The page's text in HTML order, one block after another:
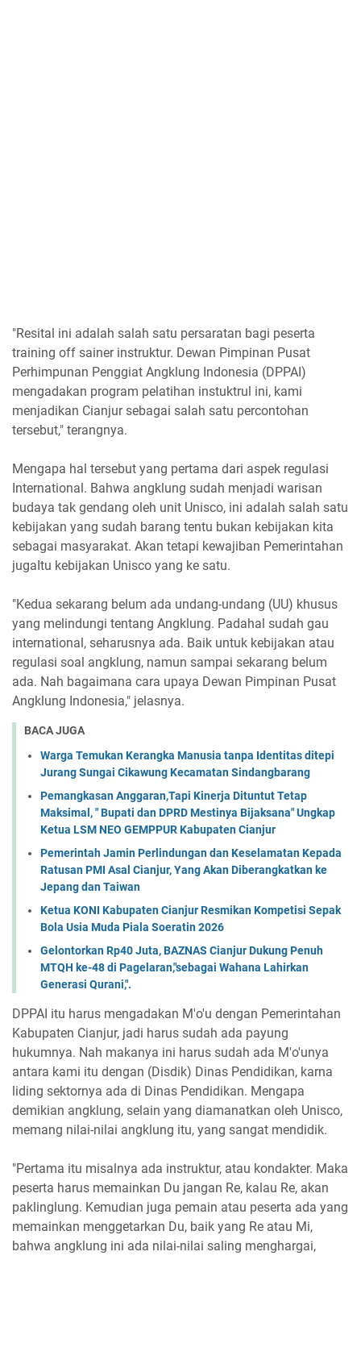
"Resital ini adalah salah satu persaratan bagi peserta
training off sainer instruktur. Dewan Pimpinan Pusat
Perhimpunan Penggiat Angklung Indonesia (DPPAI)
mengadakan program pelatihan instuktrul ini, kami
menjadikan Cianjur sebagai salah satu percontohan
tersebut," terangnya.
Mengapa hal tersebut yang pertama dari aspek regulasi
International. Bahwa angklung sudah menjadi warisan
budaya tak gendang oleh unit Unisco, ini adalah salah satu
kebijakan yang sudah barang tentu bukan kebijakan kita
sebagai masyarakat. Akan tetapi kewajiban Pemerintahan
jugaItu kebijakan Unisco yang ke satu.
"Kedua sekarang belum ada undang-undang (UU) khusus
yang melindungi tentang Angklung. Padahal sudah gau
international, seharusnya ada. Baik untuk kebijakan atau
regulasi soal angklung, namun sampai sekarang belum
ada. Nah bagaimana cara upaya Dewan Pimpinan Pusat
Angklung Indonesia," jelasnya.
BACA JUGA
Warga Temukan Kerangka Manusia tanpa Identitas ditepi
Jurang Sungai Cikawung Kecamatan Sindangbarang
Pemangkasan Anggaran,Tapi Kinerja Dituntut Tetap
Maksimal, " Bupati dan DPRD Mestinya Bijaksana" Ungkap
Ketua LSM NEO GEMPPUR Kabupaten Cianjur
Pemerintah Jamin Perlindungan dan Keselamatan Kepada
Ratusan PMI Asal Cianjur, Yang Akan Diberangkatkan ke
Jepang dan Taiwan
Ketua KONI Kabupaten Cianjur Resmikan Kompetisi Sepak
Bola Usia Muda Piala Soeratin 2026
Gelontorkan Rp40 Juta, BAZNAS Cianjur Dukung Penuh
MTQH ke-48 di Pagelaran,"sebagai Wahana Lahirkan
Generasi Qurani,".
DPPAI itu harus mengadakan M'o'u dengan Pemerintahan
Kabupaten Cianjur, jadi harus sudah ada payung
hukumnya. Nah makanya ini harus sudah ada M'o'unya
antara kami itu dengan (Disdik) Dinas Pendidikan, karna
liding sektornya ada di Dinas Pendidikan. Mengapa
demikian angklung, selain yang diamanatkan oleh Unisco,
memang nilai-nilai angklung itu, yang sangat mendidik.
"Pertama itu misalnya ada instruktur, atau kondakter. Maka
peserta harus memainkan Du jangan Re, kalau Re, akan
paklinglung. Kemudian juga pemain atau peserta ada yang
memainkan menggetarkan Du, baik yang Re atau Mi,
bahwa angklung ini ada nilai-nilai saling menghargai,